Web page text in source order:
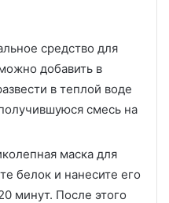
средство для
добавить в
в теплой воде
смесь на
маска для
белок и нанесите его
минут. После этого